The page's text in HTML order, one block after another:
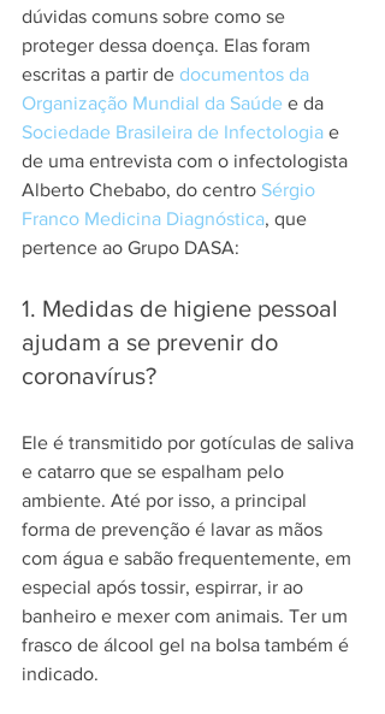
dúvidas comuns sobre como se
proteger dessa doença. Elas foram
escritas a partir de documentos da
Organização Mundial da Saúde e da
Sociedade Brasileira de Infectologia e
de uma entrevista com o infectologista
Alberto Chebabo, do centro Sérgio
Franco Medicina Diagnóstica, que
pertence ao Grupo DASA:
1. Medidas de higiene pessoal
ajudam a se prevenir do
coronavírus?
Ele é transmitido por gotículas de saliva
e catarro que se espalham pelo
ambiente. Até por isso, a principal
forma de prevenção é lavar as mãos
com água e sabão frequentemente, em
especial após tossir, espirrar, ir ao
banheiro e mexer com animais. Ter um
frasco de álcool gel na bolsa também é
indicado.